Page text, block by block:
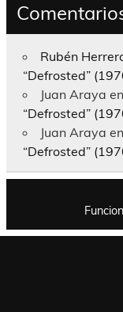
Rubén
“Defrosted”
Juan Araya en
“Defrosted”
Juan Araya en
“Defrosted”